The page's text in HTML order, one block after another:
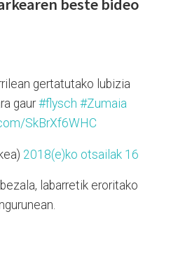
beste bideo
gertatutako lubizia
gaur#flysch #Zumaia
SkBrXf6WHC
2018(e)ko otsailak 16
labarretik eroritako